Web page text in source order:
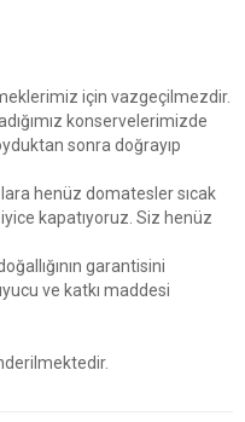
için vazgeçilmezdir.
konservelerimizde
sonra doğrayıp
henüz domatesler sıcak
kapatıyoruz. Siz henüz
garantisini
ve katkı maddesi